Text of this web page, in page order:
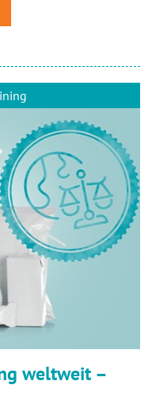
weltweit –